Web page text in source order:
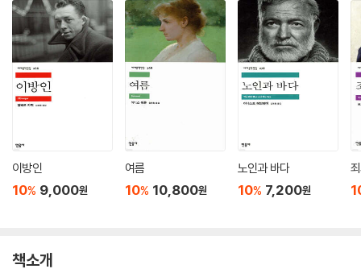
이방인
10% 9,000원
여름
10% 10,800원
노인과 바다
10% 7,200원
책소개